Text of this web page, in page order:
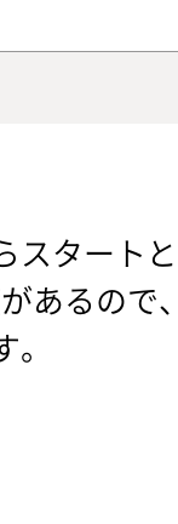
スタート
あるので
。